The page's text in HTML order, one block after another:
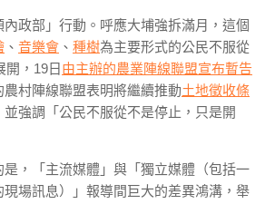
內政部」行動。呼應大埔強拆滿月，這個
、 音樂會 、 種樹為主要形式的公民不服從
開，19日 由主辦的農業陣線聯盟宣布暫告
農村陣線聯盟表明將繼續推動土地徵收條
強調「公民不服從不是停止，只是開
，「主流媒體」與「獨立媒體（包括一
場訊息）」報導間巨大的差異鴻溝，舉